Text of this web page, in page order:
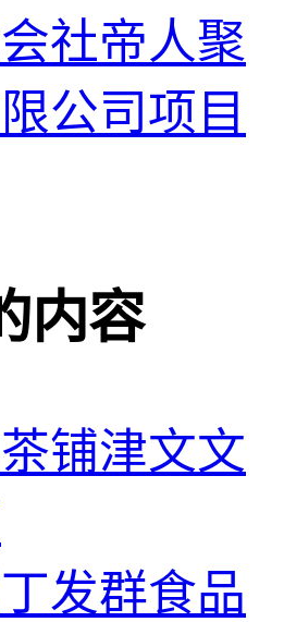
社帝人聚
公司项目
内容
铺津文文
发群食品